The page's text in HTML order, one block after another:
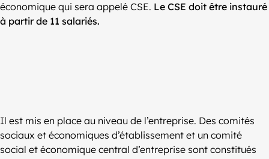
économique qui sera appelé CSE. Le CSE doit être instauré
à partir de 11 salariés.
Il est mis en place au niveau de l’entreprise. Des comités
sociaux et économiques d’établissement et un comité
social et économique central d’entreprise sont constitués